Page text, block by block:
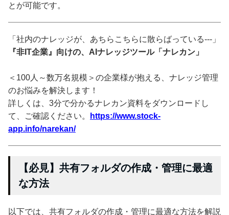
とが可能です。
「社内のナレッジが、あちらこちらに散らばっている---」
『非IT企業』向けの、AIナレッジツール「ナレカン」
＜100人～数万名規模＞の企業様が抱える、ナレッジ管理
のお悩みを解決します！
詳しくは、3分で分かるナレカン資料をダウンロードし
て、ご確認ください。
https://www.stock-
app.info/narekan/
【必見】共有フォルダの作成・管理に最適
な方法
以下では、共有フォルダの作成・管理に最適な方法を解説